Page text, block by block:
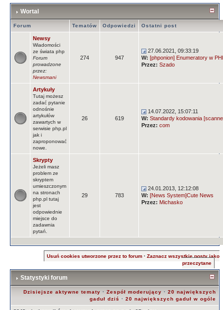
Wortal
Forum Tematów Odpowiedzi Ostatni post
Newsy
Wiadomości
ze świata php
Forum
prowadzone
przez:
Newsmani
274 947
27.06.2021, 09:33:19
W: [phponion] Enumeratory w
Przez: Szado
Artykuły
Tutaj możesz
zadać pytanie
odnośnie
artykułów
zawartych w
serwisie php.pl
jak i
zaproponować
nowe.
26 619
14.07.2022, 15:07:11
W: Standardy kodowania
Przez: com
Skrypty
Jeżeli masz
problem ze
skryptem
umieszczonym
na stronach
php.pl tutaj
jest
odpowiednie
miejsce do
zadawnia
pytań.
29 783
24.01.2013, 12:12:08
W: [News System]Cute News
Przez: Michasko
Usuń cookies utworzone przez to forum ·Zaznacz wszystkie posty jako
przeczytane
Statystyki forum
Dzisiejsze aktywne tematy · Zespół moderujący · 20 największych
gaduł dziś · 20 największych gaduł w ogóle